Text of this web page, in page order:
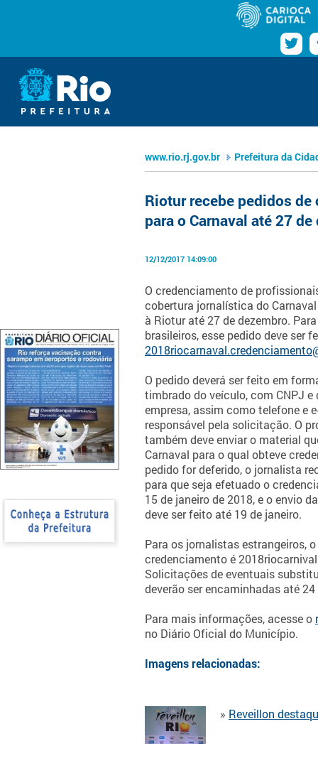
Navegação
www.rio.rj.gov.br
Prefeitura da Cidade do Rio de
www.rio.rj.gov.br Prefeitura da
Riotur recebe pedidos
para o Carnaval até 27
12/12/2017 14:09:00
O credenciamento de
cobertura jornalística do
à Riotur até 27 de dezembro.
brasileiros, esse pedido deve ser
O pedido deverá ser feito em
timbrado do veículo, com CNPJ
empresa, assim como telefone e
responsável pela solicitação. O
também deve enviar o material
Carnaval para o qual obteve
pedido for deferido, o jornalista
para que seja efetuado o
15 de janeiro de 2018, e o envio
deve ser feito até 19 de janeiro.
Para os jornalistas estrangeiros,
credenciamento é
Solicitações de eventuais
deverão ser encaminhadas até
Para mais informações, acesse o
no Diário Oficial do Município.
Imagens relacionadas:
» Reveillon